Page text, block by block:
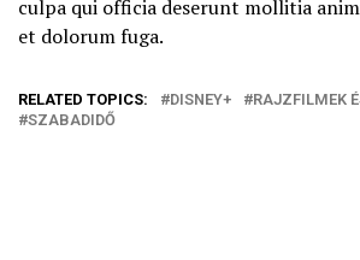
culpa qui officia deserunt mollitia
et dolorum fuga.
RELATED TOPICS: DISNEY+
RAJZFILMEK
SZABADIDŐ